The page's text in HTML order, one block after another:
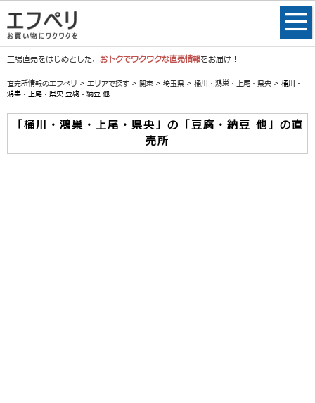
工場直売をはじめとした、 おトクでワクワクな直売情報をお届け！
直売所情報のエフペリ > エリアで探す > 関東 > 埼玉県 > 桶川・鴻巣・上尾・県央 > 桶川・
鴻巣・上尾・県央 豆腐・納豆 他
「桶川・鴻巣・上尾・県央」の「豆腐・納豆 他」の直
売所